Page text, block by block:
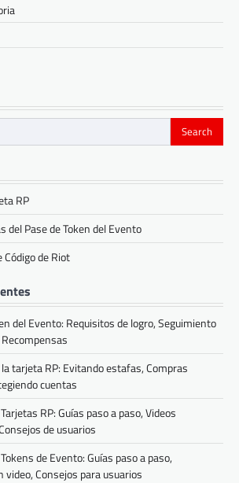
RP
del Pase de Token del Evento
Código de Riot
del Evento: Requisitos de logro, Seguimiento
tarjeta RP: Evitando estafas, Compras
cuentas
RP: Guías paso a paso, Videos
de usuarios
de Evento: Guías paso a paso,
video, Consejos para usuarios